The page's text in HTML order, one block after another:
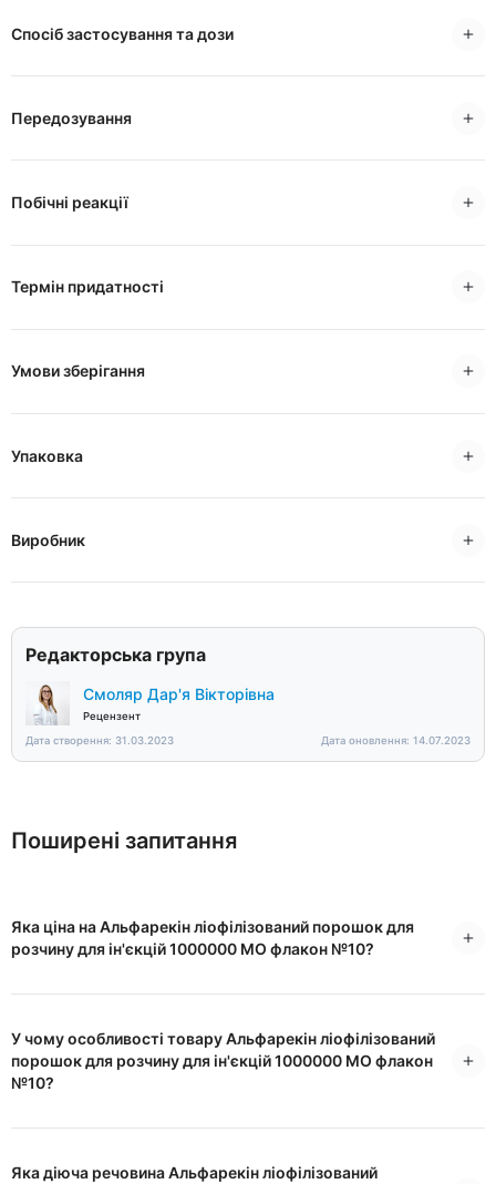
Спосіб застосування та дози
Передозування
Побічні реакції
Термін придатності
Умови зберігання
Упаковка
Виробник
Редакторська група
Смоляр Дар'я Вікторівна
Рецензент
Дата створення: 31.03.2023
Дата оновлення: 14.07.2023
Поширені запитання
Яка ціна на Альфарекін ліофілізований порошок для
розчину для ін'єкцій 1000000 МО флакон №10?
У чому особливості товару Альфарекін ліофілізований
порошок для розчину для ін'єкцій 1000000 МО флакон
№10?
Яка діюча речовина Альфарекін ліофілізований